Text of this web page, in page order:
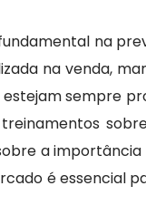
na
na venda,
sempre
a
é essencial